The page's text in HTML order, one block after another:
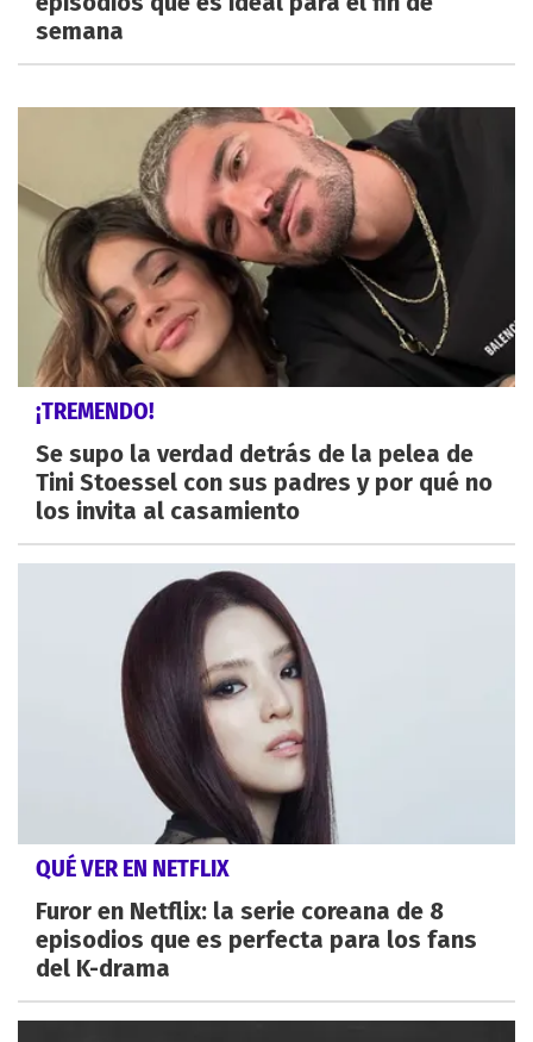
semana
¡TREMENDO!
Se supo la verdad detrás de la pelea de
Tini Stoessel con sus padres y por qué no
los invita al casamiento
QUÉ VER EN NETFLIX
Furor en Netflix: la serie coreana de 8
episodios que es perfecta para los fans
del K-drama